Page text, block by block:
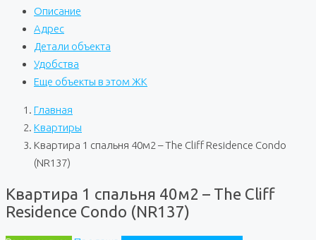
Описание
Адрес
Детали объекта
Удобства
Еще объекты в этом ЖК
Главная
Квартиры
Квартира 1 спальня 40м2 – The Cliff Residence Condo
(NR137)
Квартира 1 спальня 40м2 – The Cliff
Residence Condo (NR137)